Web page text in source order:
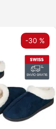
-30 %